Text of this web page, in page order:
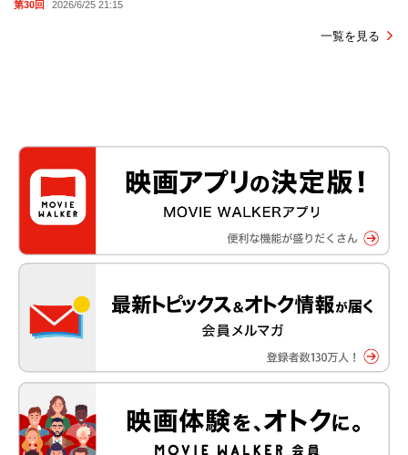
第30回 2026/6/25 21:15
一覧を見る